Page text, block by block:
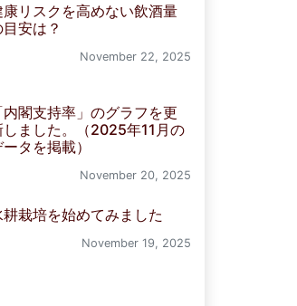
康リスクを高めない飲酒量
安は？
November 22, 2025
内閣支持率」のグラフを更
しました。（2025年11月の
ータを掲載）
November 20, 2025
耕栽培を始めてみました
November 19, 2025